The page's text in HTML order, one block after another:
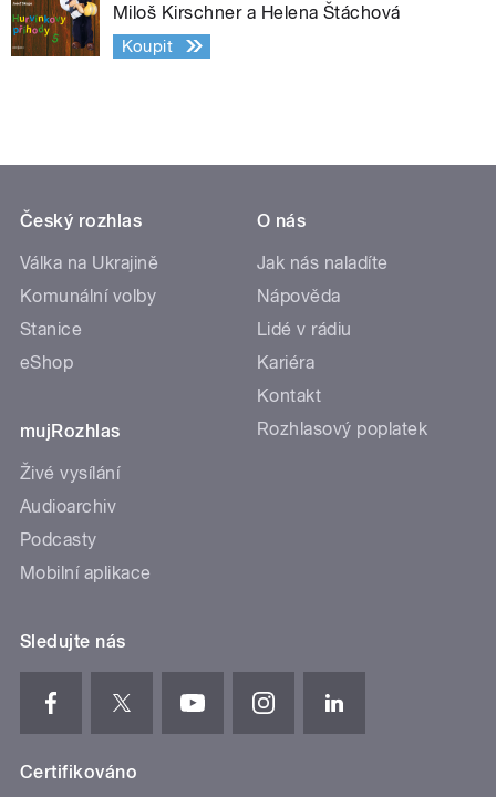
Miloš Kirschner a Helena Štáchová
Koupit
Český rozhlas
Válka na Ukrajině
Komunální volby
Stanice
eShop
mujRozhlas
Živé vysílání
Audioarchiv
Podcasty
Mobilní aplikace
O nás
Jak nás naladíte
Nápověda
Lidé v rádiu
Kariéra
Kontakt
Rozhlasový poplatek
Sledujte nás
Certifikováno